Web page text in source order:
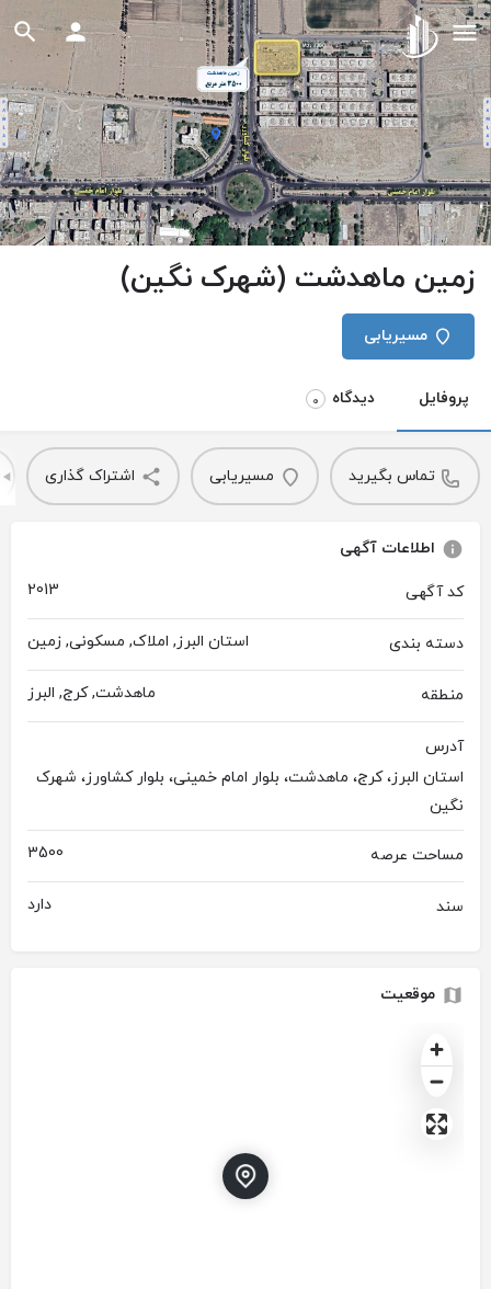
زمین ماهدشت (شهرک نگین)
مسیریابی
پروفایل دیدگاه 0
تماس بگیرید مسیریابی اشتراک گذاری
اطلاعات آگهی
کد آگهی 2013
دسته بندی استان البرز, املاک, مسکونی, زمین
منطقه ماهدشت, کرج, البرز
آدرس
استان البرز، کرج، ماهدشت، بلوار امام خمینی، بلوار کشاورز، شهرک
نگین
مساحت عرصه 3500
سند دارد
موقعیت